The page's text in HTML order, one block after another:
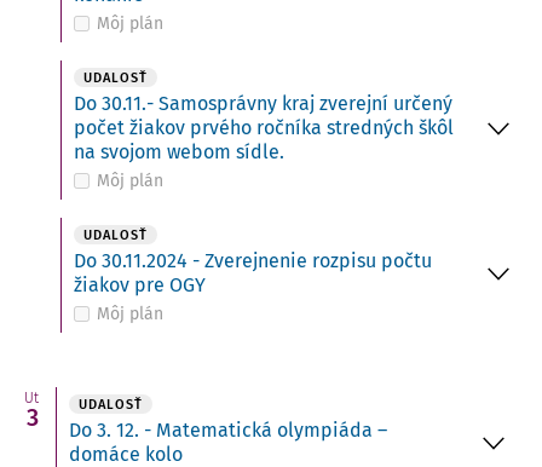
Môj plán
UDALOSŤ
Do 30.11.- Samosprávny kraj zverejní určený
počet žiakov prvého ročníka stredných škôl
na svojom webom sídle.
Môj plán
UDALOSŤ
Do 30.11.2024 - Zverejnenie rozpisu počtu
žiakov pre OGY
Môj plán
Ut
3 UDALOSŤ
Do 3. 12. - Matematická olympiáda –
domáce kolo